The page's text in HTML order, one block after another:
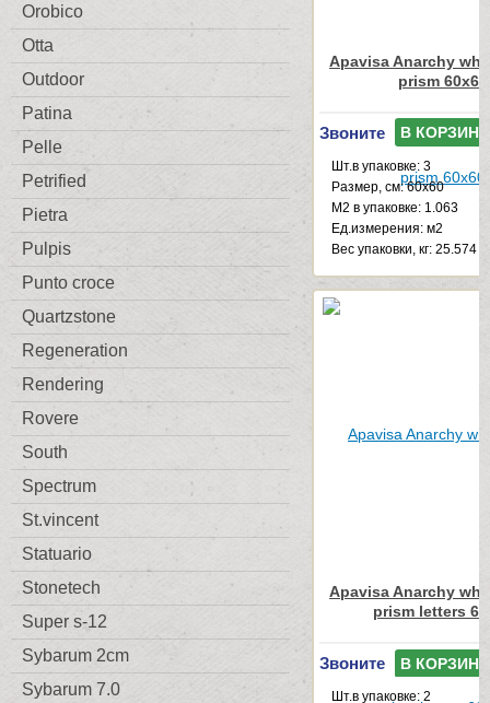
Orobico
Otta
Outdoor
Patina
Pelle
Petrified
Pietra
Pulpis
Punto croce
Quartzstone
Regeneration
Rendering
Rovere
South
Spectrum
St.vincent
Statuario
Stonetech
Super s-12
Sybarum 2cm
Sybarum 7.0
Apavisa Anarchy
prism 60x60
Звоните В КОРЗИНУ
Шт.в упаковке: 3
Размер, см: 60x60
М2 в упаковке: 1.063
Ед.измерения: м2
Веc упаковки, кг: 25.574
Apavisa Anarchy
prism letters
Звоните В КОРЗИНУ
Шт.в упаковке: 2